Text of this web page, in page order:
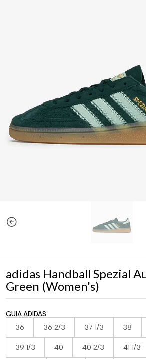
adidas Handball Spezial
Green (Women's)
GUIA ADIDAS
36 36 2/3 37 1/3 38
39 1/3 40 40 2/3 41 1/3